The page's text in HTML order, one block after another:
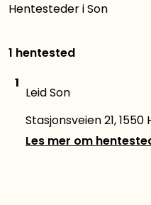
Hentesteder i Son
1 hentested
1
Leid Son
Stasjonsveien 21, 1550
Les mer om